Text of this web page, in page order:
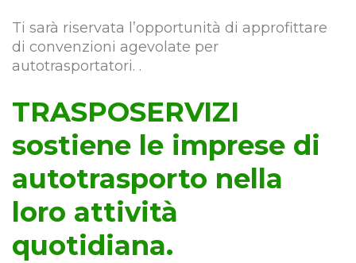
Ti sarà riservata l’opportunità di approfittare
di convenzioni agevolate per
autotrasportatori. .
TRASPOSERVIZI
sostiene le imprese di
autotrasporto nella
loro attività
quotidiana.